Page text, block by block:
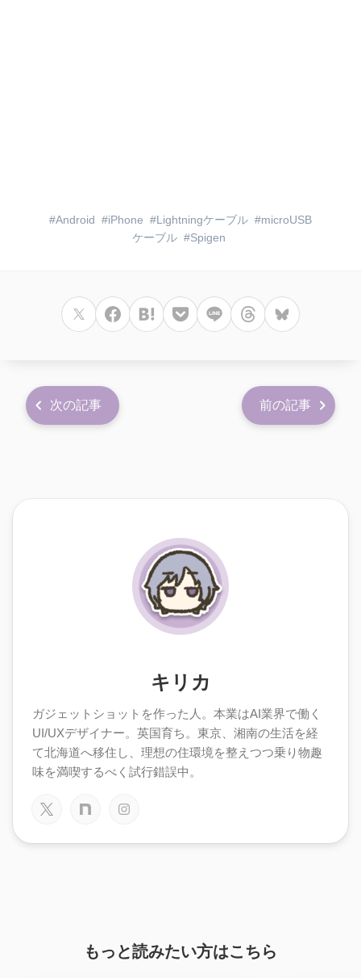
Android iPhone Lightningケーブル
microUSB
ケーブル
Spigen
次の記事 前の記事
キリカ
ガジェットショットを作った人。本業はAI業界で働く
UI/UXデザイナー。英国育ち。東京、湘南の生活を経
て北海道へ移住し、理想の住環境を整えつつ乗り物趣
味を満喫するべく試行錯誤中。
もっと読みたい方はこちら